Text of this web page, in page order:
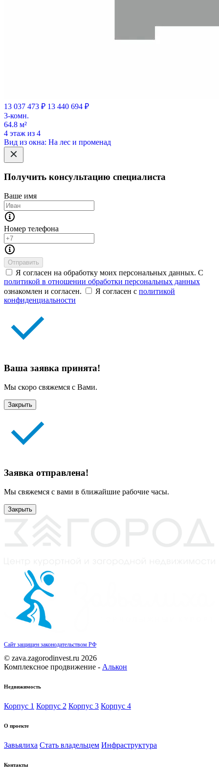
13 037 473 ₽ 13 440 694 ₽
3-комн.
64.8 м²
4 этаж из 4
Вид из окна: На лес и променад
Получить консультацию специалиста
Ваше имя
Номер телефона
Отправить
Я согласен на обработку моих персональных данных. С
политикой в отношении обработки персональных данных
ознакомлен и согласен.
Я согласен с политикой
конфиденциальности
Ваша заявка принята!
Мы скоро свяжемся с Вами.
Закрыть
Заявка отправлена!
Мы свяжемся с вами в ближайшие рабочие часы.
Закрыть
Сайт защищен законодательством РФ
© zava.zagorodinvest.ru 2026
Комплексное продвижение - Алькон
Недвижимость
Корпус 1 Корпус 2 Корпус 3 Корпус 4
О проекте
Завьялиха Стать владельцем Инфраструктура
Контакты